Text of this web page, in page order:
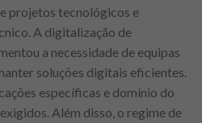
projetos tecnológicos e
A digitalização de
a necessidade de equipas
soluções digitais eficientes.
específicas e domínio do
Além disso, o regime de